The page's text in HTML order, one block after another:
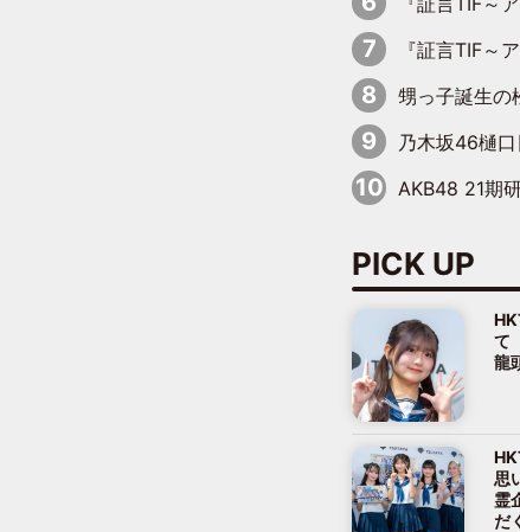
『証言TIF～アイドル戦国時代とはなんだったのか～』第11回：私立恵比寿中
甥っ子誕生の松田好花、京都で“ふたつの家
乃木坂46樋口日奈、過去
AKB48 21期研究生・森
PICK UP
て
龍
思
霊
だ